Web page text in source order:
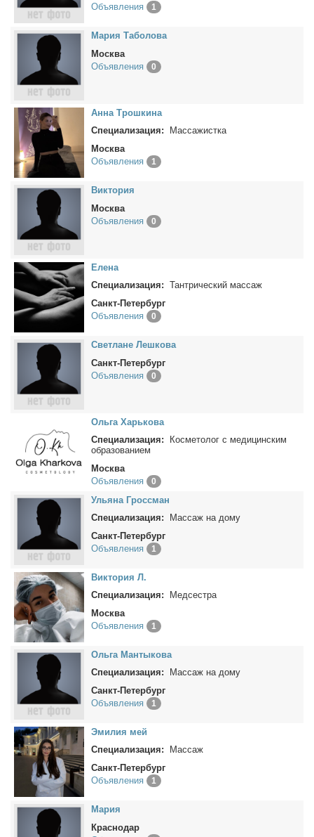
Объявления
1
Ма­рия Та­бо­ло­ва
Москва
Объявления
0
Ан­на Трош­ки­на
Специализация: Массажистка
Москва
Объявления
1
Вик­то­рия
Москва
Объявления
0
Еле­на
Специализация: Тантрический массаж
Санкт-Петербург
Объявления
0
Свет­лане Леш­ко­ва
Санкт-Петербург
Объявления
0
Оль­га Харь­ко­ва
Специализация: Косметолог с медицинским
образованием
Москва
Объявления
0
Улья­на Гросс­ман
Специализация: Массаж на дому
Санкт-Петербург
Объявления
1
Вик­то­рия Л.
Специализация: Медсестра
Москва
Объявления
1
Оль­га Ман­ты­ко­ва
Специализация: Массаж на дому
Санкт-Петербург
Объявления
1
Эми­лия мей
Специализация: Массаж
Санкт-Петербург
Объявления
1
Ма­рия
Краснодар